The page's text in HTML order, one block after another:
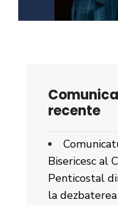
recente
Bisericesc al
Penticostal
la